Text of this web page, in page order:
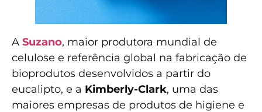
A Suzano, maior produtora mundial de
celulose e referência global na fabricação de
bioprodutos desenvolvidos a partir do
eucalipto, e a Kimberly-Clark, uma das
maiores empresas de produtos de higiene e